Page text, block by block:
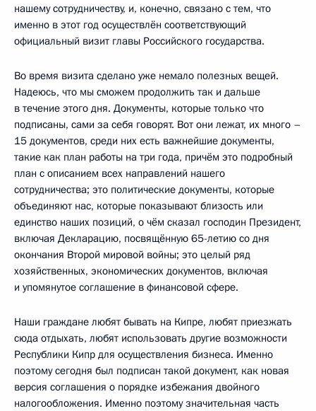
нашему сотрудничеству, и, конечно, связано с тем, что
именно в этот год осуществлён соответствующий
официальный визит главы Российского государства.
Во время визита сделано уже немало полезных вещей.
Надеюсь, что мы сможем продолжить так и дальше
в течение этого дня. Документы, которые только что
подписаны, сами за себя говорят. Вот они лежат, их много –
15 документов, среди них есть важнейшие документы,
такие как план работы на три года, причём это подробный
план с описанием всех направлений нашего
сотрудничества; это политические документы, которые
объединяют нас, которые показывают близость или
единство наших позиций, о чём сказал господин Президент,
включая Декларацию, посвящённую 65-летию со дня
окончания Второй мировой войны; это целый ряд
хозяйственных, экономических документов, включая
и упомянутое соглашение в финансовой сфере.
Наши граждане любят бывать на Кипре, любят приезжать
сюда отдыхать, любят использовать другие возможности
Республики Кипр для осуществления бизнеса. Именно
поэтому сегодня был подписан такой документ, как новая
версия соглашения о порядке избежания двойного
налогообложения. Именно поэтому значительная часть